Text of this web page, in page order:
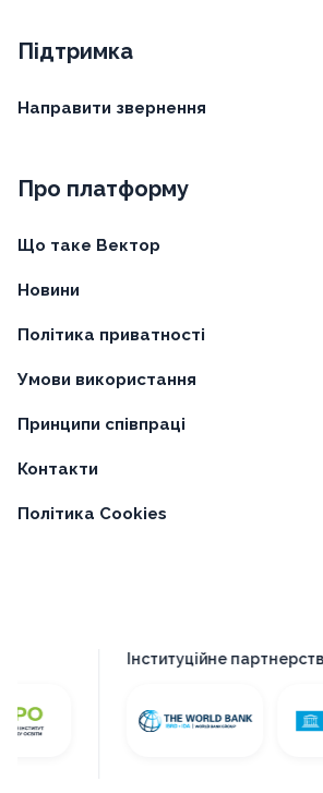
Підтримка
Направити звернення
Про платформу
Що таке Вектор
Новини
Політика приватності
Умови використання
Принципи співпраці
Контакти
Політика Cookies
Інституційне партнерство